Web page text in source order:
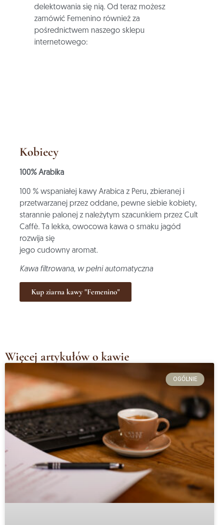
delektowania się nią. Od teraz możesz
zamówić Femenino również za
pośrednictwem naszego sklepu
internetowego:
Kobiecy
100% Arabika
100 % wspaniałej kawy Arabica z Peru, zbieranej i
przetwarzanej przez oddane, pewne siebie kobiety,
starannie palonej z należytym szacunkiem przez Cult
Caffè. Ta lekka, owocowa kawa o smaku jagód
rozwija się
jego cudowny aromat.
Kawa filtrowana, w pełni automatyczna
Kup ziarna kawy "Femenino"
Więcej artykułów o kawie
OGÓLNIE